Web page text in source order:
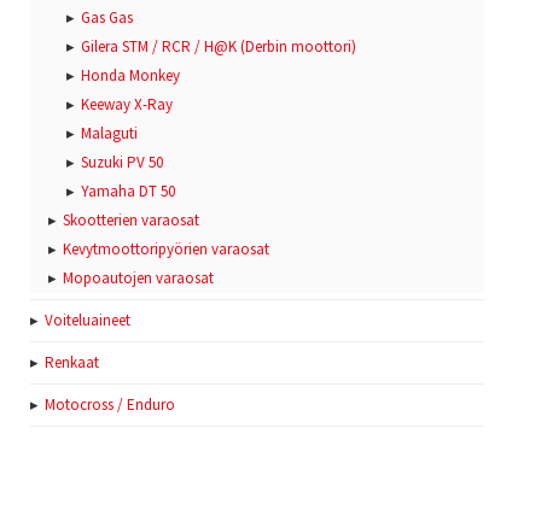
Gas Gas
Gilera STM / RCR / H@K (Derbin moottori)
Honda Monkey
Keeway X-Ray
Malaguti
Suzuki PV 50
Yamaha DT 50
Skootterien varaosat
Kevytmoottoripyörien varaosat
Mopoautojen varaosat
Voiteluaineet
Renkaat
Motocross / Enduro